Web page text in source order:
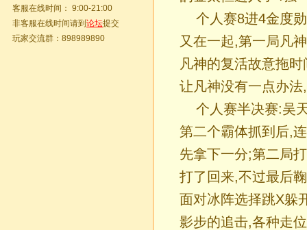
客服在线时间： 9:00-21:00
非客服在线时间请到 论坛提交
玩家交流群：898989890
个人赛8进4金度
又在一起,第一局凡
凡神的复活故意拖
让凡神没有一点办
个人赛半决赛:吴
第二个霸体抓到后,
先拿下一分;第二局
打了回来,不过最后
面对冰阵选择跳X躲
影步的追击,各种走